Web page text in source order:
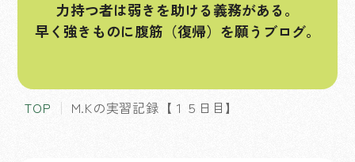
力持つ者は弱きを助ける義務がある。
早く強きものに腹筋（復帰）を願うブログ。
TOP M.Kの実習記録【１５日目】